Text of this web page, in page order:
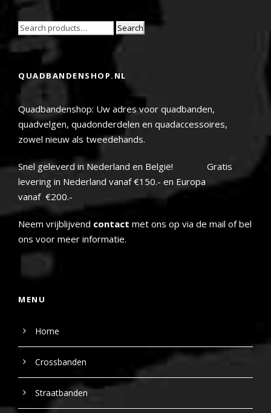
Search
QUADBANDENSHOP.NL
Quadbandenshop: Uw adres voor quadbanden,
quadvelgen, quadonderdelen en quadaccessoires,
zowel nieuw als tweedehands.
Snel geleverd in Nederland en België! Gratis
levering in Nederland vanaf €150.- en Europa
vanaf €200.-
Neem vrijblijvend contact met ons op via de mail of bel
ons voor meer informatie.
MENU
Home
Crossbanden
Straatbanden